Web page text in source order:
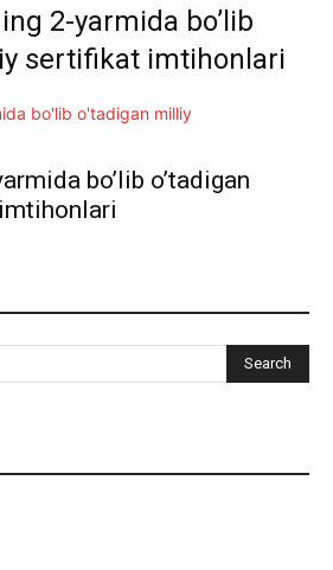
2-yarmida bo’lib
sertifikat imtihonlari
bo’lib o’tadigan